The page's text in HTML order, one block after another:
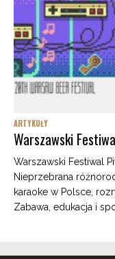
ARTYKUŁY
Warszawski
Warszawski Festiwal
Nieprzebrana
karaoke w Polsce,
Zabawa, edukacja i